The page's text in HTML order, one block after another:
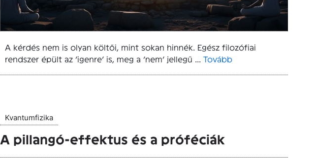
A kérdés nem is olyan költői, mint sokan hinnék. Egész filozófiai
rendszer épült az ‘igenre’ is, meg a ‘nem’ jellegű ... Tovább
Kvantumfizika
A pillangó-effektus és a próféciák